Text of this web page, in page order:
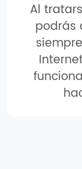
Al
podrás